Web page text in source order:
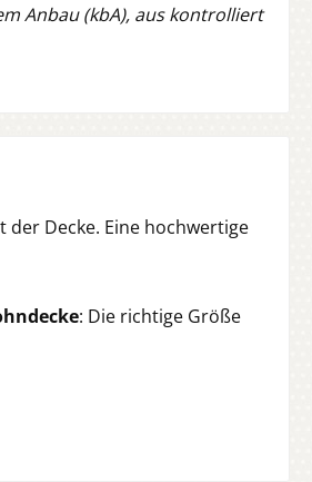
Anbau (kbA), aus kontrolliert
Decke. Eine hochwertige
: Die richtige Größe